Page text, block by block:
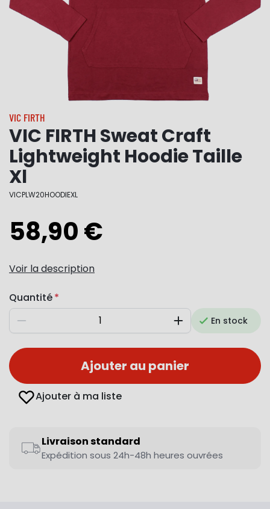
VIC FIRTH
VIC FIRTH Sweat Craft
Lightweight Hoodie Taille
Xl
VICPLW20HOODIEXL
58,90 €
Voir la description
Quantité
Diminuer AugmenterEn stock
Ajouter au panier
Ajouter à ma liste
Livraison standard
Expédition sous 24h-48h heures ouvrées